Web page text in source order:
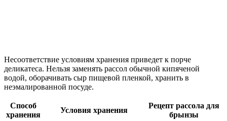
Несоответствие условиям хранения приведет к порче
деликатеса. Нельзя заменять рассол обычной кипяченой
водой, оборачивать сыр пищевой пленкой, хранить в
неэмалированной посуде.
Способ
хранения
Условия хранения
Рецепт рассола для
брынзы